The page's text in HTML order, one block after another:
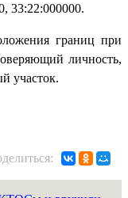
33:22:000000.
границ при
личность,
участок.